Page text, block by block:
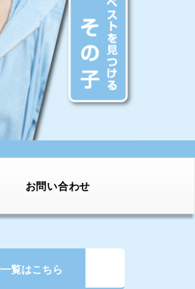
お問い合わせ
一覧はこちら